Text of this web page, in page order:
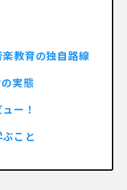
教育の独自路線
実態
ー！
こと